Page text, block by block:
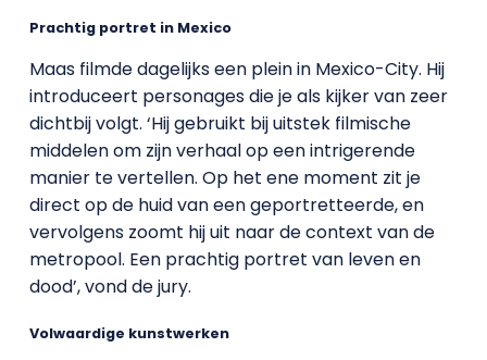
Prachtig portret in Mexico
Maas filmde dagelijks een plein in Mexico-City. Hij
introduceert personages die je als kijker van zeer
dichtbij volgt. ‘Hij gebruikt bij uitstek filmische
middelen om zijn verhaal op een intrigerende
manier te vertellen. Op het ene moment zit je
direct op de huid van een geportretteerde, en
vervolgens zoomt hij uit naar de context van de
metropool. Een prachtig portret van leven en
dood’, vond de jury.
Volwaardige kunstwerken